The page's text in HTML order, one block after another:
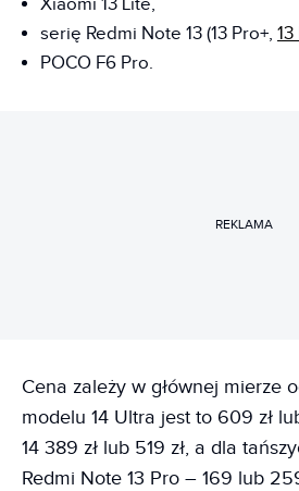
serię Redmi Note 13 (13 Pro+,
POCO F6 Pro.
REKLAMA
Cena zależy w głównej mierze
modelu 14 Ultra jest to 609 zł
14 389 zł lub 519 zł, a dla
Redmi Note 13 Pro – 169 lub